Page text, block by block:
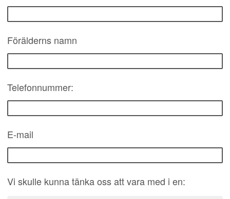
Förälderns namn
Telefonnummer:
E-mail
Vi skulle kunna tänka oss att vara med i en: